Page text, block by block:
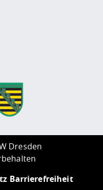
Dresden
Barrierefreiheit